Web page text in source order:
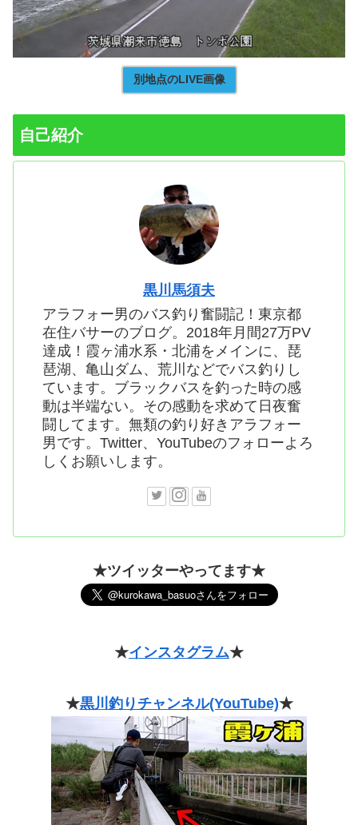
別地点のLIVE画像
自己紹介
黒川馬須夫
アラフォー男のバス釣り奮闘記！東京都
在住バサーのブログ。2018年月間27万PV
達成！霞ヶ浦水系・北浦をメインに、琵
琶湖、亀山ダム、荒川などでバス釣りし
ています。ブラックバスを釣った時の感
動は半端ない。その感動を求めて日夜奮
闘してます。無類の釣り好きアラフォー
男です。Twitter、YouTubeのフォローよろ
しくお願いします。
★ツイッターやってます★
★インスタグラム★
★黒川釣りチャンネル(YouTube)★